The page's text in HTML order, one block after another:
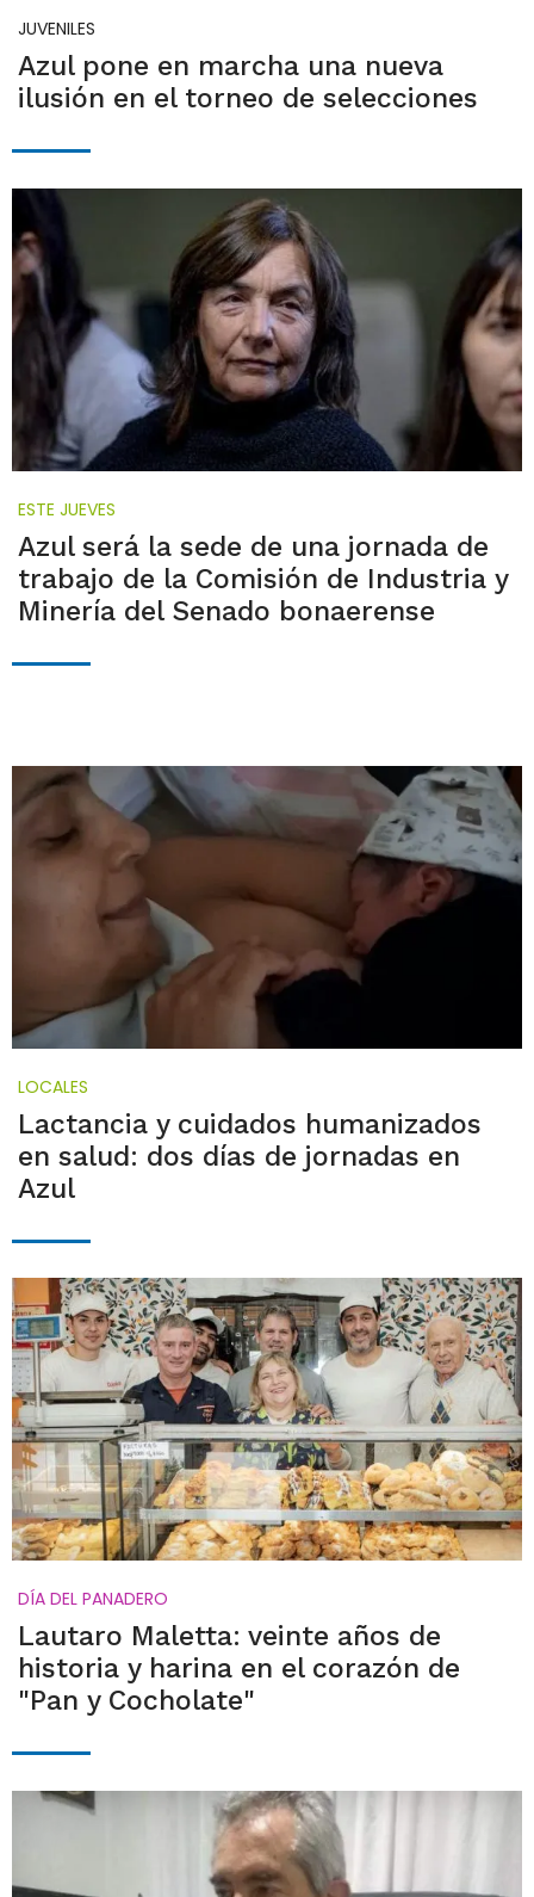
JUVENILES
Azul pone en marcha una nueva
ilusión en el torneo de selecciones
ESTE JUEVES
Azul será la sede de una jornada de
trabajo de la Comisión de Industria y
Minería del Senado bonaerense
LOCALES
Lactancia y cuidados humanizados
en salud: dos días de jornadas en
Azul
DÍA DEL PANADERO
Lautaro Maletta: veinte años de
historia y harina en el corazón de
"Pan y Cocholate"